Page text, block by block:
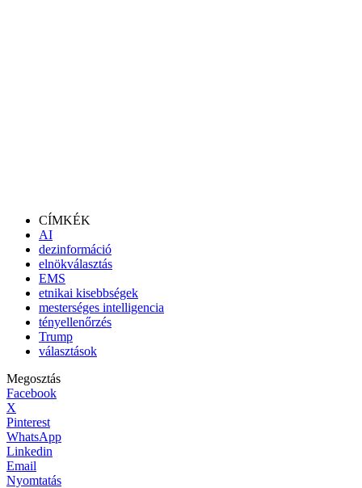
CÍMKÉK
AI
dezinformáció
elnökválasztás
EMS
etnikai kisebbségek
mesterséges intelligencia
tényellenőrzés
Trump
választások
Megosztás
Facebook
X
Pinterest
WhatsApp
Linkedin
Email
Nyomtatás